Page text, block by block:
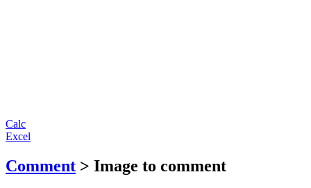
Calc
Excel
Comment > Image to comment